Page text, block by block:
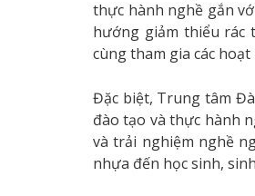
thực hành nghề gắn
hướng giảm thiểu rác
cùng tham gia các
Đặc biệt, Trung tâm
đào tạo và thực hành
và trải nghiệm nghề
nhựa đến học sinh,